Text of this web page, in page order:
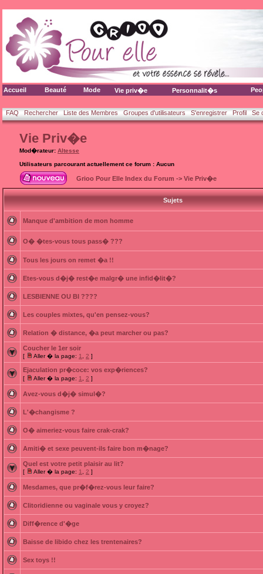
Accueil Beauté Mode Vie priv�e Personnalit�s
FAQ Rechercher Liste des Membres Groupes d'utilisateurs S'enregistrer Profil Se
Vie Priv�e
Mod�rateur: Altesse
Utilisateurs parcourant actuellement ce forum : Aucun
Grioo Pour Elle Index du Forum -> Vie Priv�e
Sujets
Manque d'ambition de mon homme
O� �tes-vous tous pass� ???
Tous les jours on remet �a !!
Etes-vous d�j� rest�e malgr� une infid�lit�?
LESBIENNE OU BI ????
Les couples mixtes, qu'en pensez-vous?
Relation � distance, �a peut marcher ou pas?
Coucher le 1er soir
[ Aller � la page: 1 2 ]
Ejaculation pr�coce: vos exp�riences?
[ Aller � la page: 1 2 ]
Avez-vous d�j� simul�?
L'�changisme ?
O� aimeriez-vous faire crak-crak?
Amiti� et sexe peuvent-ils faire bon m�nage?
Quel est votre petit plaisir au lit?
[ Aller � la page: 1 2 ]
Mesdames, que pr�f�rez-vous leur faire?
Clitoridienne ou vaginale vous y croyez?
Diff�rence d'�ge
Baisse de libido chez les trentenaires?
Sex toys !!